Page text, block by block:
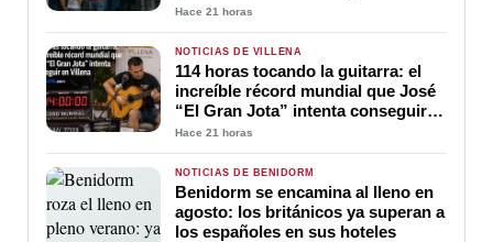
Hace 21 horas
NOTICIAS DE VILLENA
114 horas tocando la guitarra: el
increíble récord mundial que José
“El Gran Jota” intenta conseguir
en Villena
Hace 21 horas
NOTICIAS DE BENIDORM
Benidorm se encamina al lleno en
agosto: los británicos ya superan a
los españoles en sus hoteles